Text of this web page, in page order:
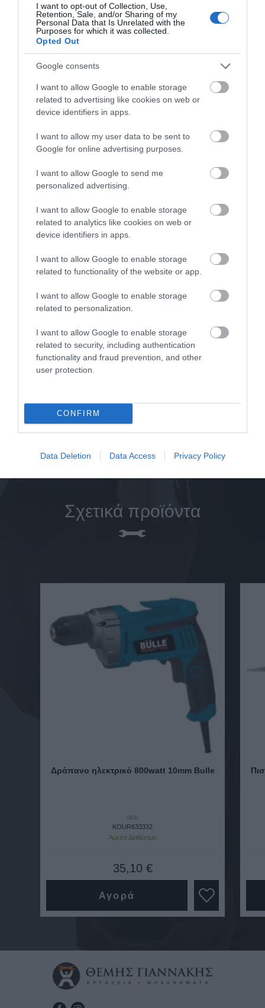
I want to opt-out of Collection, Use,
Retention, Sale, and/or Sharing of my
Personal Data that Is Unrelated with the
Purposes for which it was collected.
Opted Out
Google consents
I want to allow Google to enable storage
related to advertising like cookies on web or
device identifiers in apps.
I want to allow my user data to be sent to
Google for online advertising purposes.
I want to allow Google to send me
personalized advertising.
I want to allow Google to enable storage
related to analytics like cookies on web or
device identifiers in apps.
I want to allow Google to enable storage
related to functionality of the website or app.
I want to allow Google to enable storage
related to personalization.
I want to allow Google to enable storage
related to security, including authentication
functionality and fraud prevention, and other
user protection.
CONFIRM
Data Deletion Data Access Privacy Policy
σας, ενδέχεται να
ενδιαφέρει τα ακόλουθα
στοιχεία:
Πιστολέτο heavy duty 720watt 26mm sds
plus Bulle
SKU
KOUR633040
Αγορά
Σχετικά προϊόντα
Δράπανο ηλεκτρικό 800watt 10mm Bulle
SKU
KOUR633332
Άμεσα Διαθέσιμο
35,10 €
Αγορά